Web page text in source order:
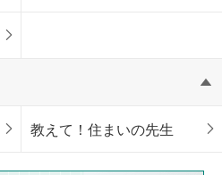
教えて！住まいの先生